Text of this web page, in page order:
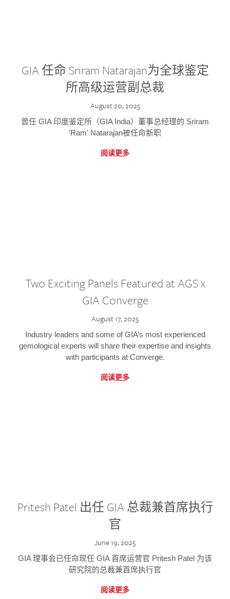
GIA 任命 Sriram Natarajan为全球鉴定
所高级运营副总裁
August 20, 2025
曾任 GIA 印度鉴定所（GIA India）董事总经理的 Sriram
'Ram' Natarajan被任命新职
阅读更多
Two Exciting Panels Featured at AGS x
GIA Converge
August 17, 2025
Industry leaders and some of GIA’s most experienced
gemological experts will share their expertise and insights
with participants at Converge.
阅读更多
Pritesh Patel 出任 GIA 总裁兼首席执行
官
June 19, 2025
GIA 理事会已任命现任 GIA 首席运营官 Pritesh Patel 为该
研究院的总裁兼首席执行官
阅读更多